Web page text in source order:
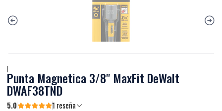
|
Punta Magnetica 3/8" MaxFit DeWalt
DWAF38TND
5.0 1 reseña